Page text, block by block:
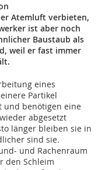
Atemluft verbieten,
ist aber noch
Baustaub als
weil er fast immer
eines
Partikel
und benötigen eine
abgesetzt
länger bleiben sie in
sind sie.
und Rachenraum
den Schleim